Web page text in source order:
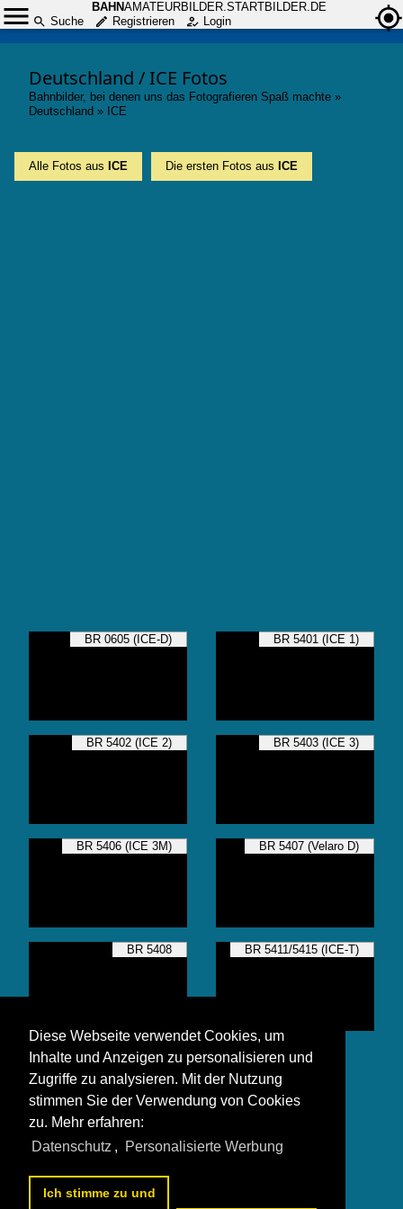
BAHNAMATEURBILDER.STARTBILDER.DE
Suche
Registrieren Login
Deutschland / ICE Fotos
Bahnbilder, bei denen uns das Fotografieren Spaß machte »
Deutschland » ICE
Alle Fotos aus ICE Die ersten Fotos aus ICE
BR 0605 (ICE-D) BR 5401 (ICE 1)
BR 5402 (ICE 2) BR 5403 (ICE 3)
BR 5406 (ICE 3M) BR 5407 (Velaro D)
BR 5408 BR 5411/5415 (ICE-T)
BR 5412/5812 (ICE 4)
Alle Fotos ausICE Die ersten Fotos aus
Diese Webseite verwendet Cookies, um
Inhalte und Anzeigen zu personalisieren und
Zugriffe zu analysieren. Mit der Nutzung
stimmen Sie der Verwendung von Cookies
zu. Mehr erfahren:
Datenschutz , Personalisierte Werbung
Ich stimme zu und